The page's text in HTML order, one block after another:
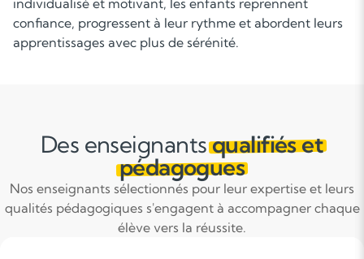
individualisé et motivant, les enfants reprennent
confiance, progressent à leur rythme et abordent leurs
apprentissages avec plus de sérénité.
Des enseignantsqualifiés et
pédagogues
Nos enseignants sélectionnés pour leur expertise et leurs
qualités pédagogiques s'engagent à accompagner chaque
élève vers la réussite.